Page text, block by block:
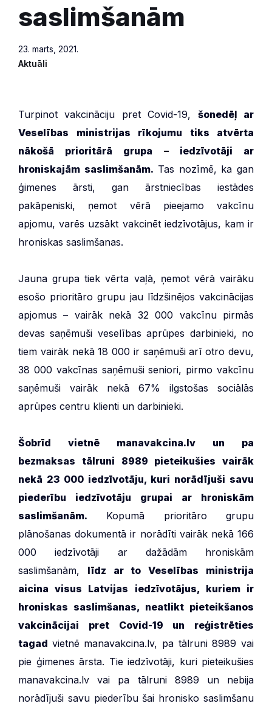
saslimšanām
23. marts, 2021.
Aktuāli
Turpinot vakcināciju pret Covid-19, šonedēļ ar
Veselības ministrijas rīkojumu tiks atvērta
nākošā prioritārā grupa – iedzīvotāji ar
hroniskajām saslimšanām. Tas nozīmē, ka gan
ģimenes ārsti, gan ārstniecības iestādes
pakāpeniski, ņemot vērā pieejamo vakcīnu
apjomu, varēs uzsākt vakcinēt iedzīvotājus, kam ir
hroniskas saslimšanas.
Jauna grupa tiek vērta vaļā, ņemot vērā vairāku
esošo prioritāro grupu jau līdzšinējos vakcinācijas
apjomus – vairāk nekā 32 000 vakcīnu pirmās
devas saņēmuši veselības aprūpes darbinieki, no
tiem vairāk nekā 18 000 ir saņēmuši arī otro devu,
38 000 vakcīnas saņēmuši seniori, pirmo vakcīnu
saņēmuši vairāk nekā 67% ilgstošas sociālās
aprūpes centru klienti un darbinieki.
Šobrīd vietnē manavakcina.lv un pa
bezmaksas tālruni 8989 pieteikušies vairāk
nekā 23 000 iedzīvotāju, kuri norādījuši savu
piederību iedzīvotāju grupai ar hroniskām
saslimšanām. Kopumā prioritāro grupu
plānošanas dokumentā ir norādīti vairāk nekā 166
000 iedzīvotāji ar dažādām hroniskām
saslimšanām, līdz ar to Veselības ministrija
aicina visus Latvijas iedzīvotājus, kuriem ir
hroniskas saslimšanas, neatlikt pieteikšanos
vakcinācijai pret Covid-19 un reģistrēties
tagad vietnē manavakcina.lv, pa tālruni 8989 vai
pie ģimenes ārsta. Tie iedzīvotāji, kuri pieteikušies
manavakcina.lv vai pa tālruni 8989 un nebija
norādījuši savu piederību šai hronisko saslimšanu